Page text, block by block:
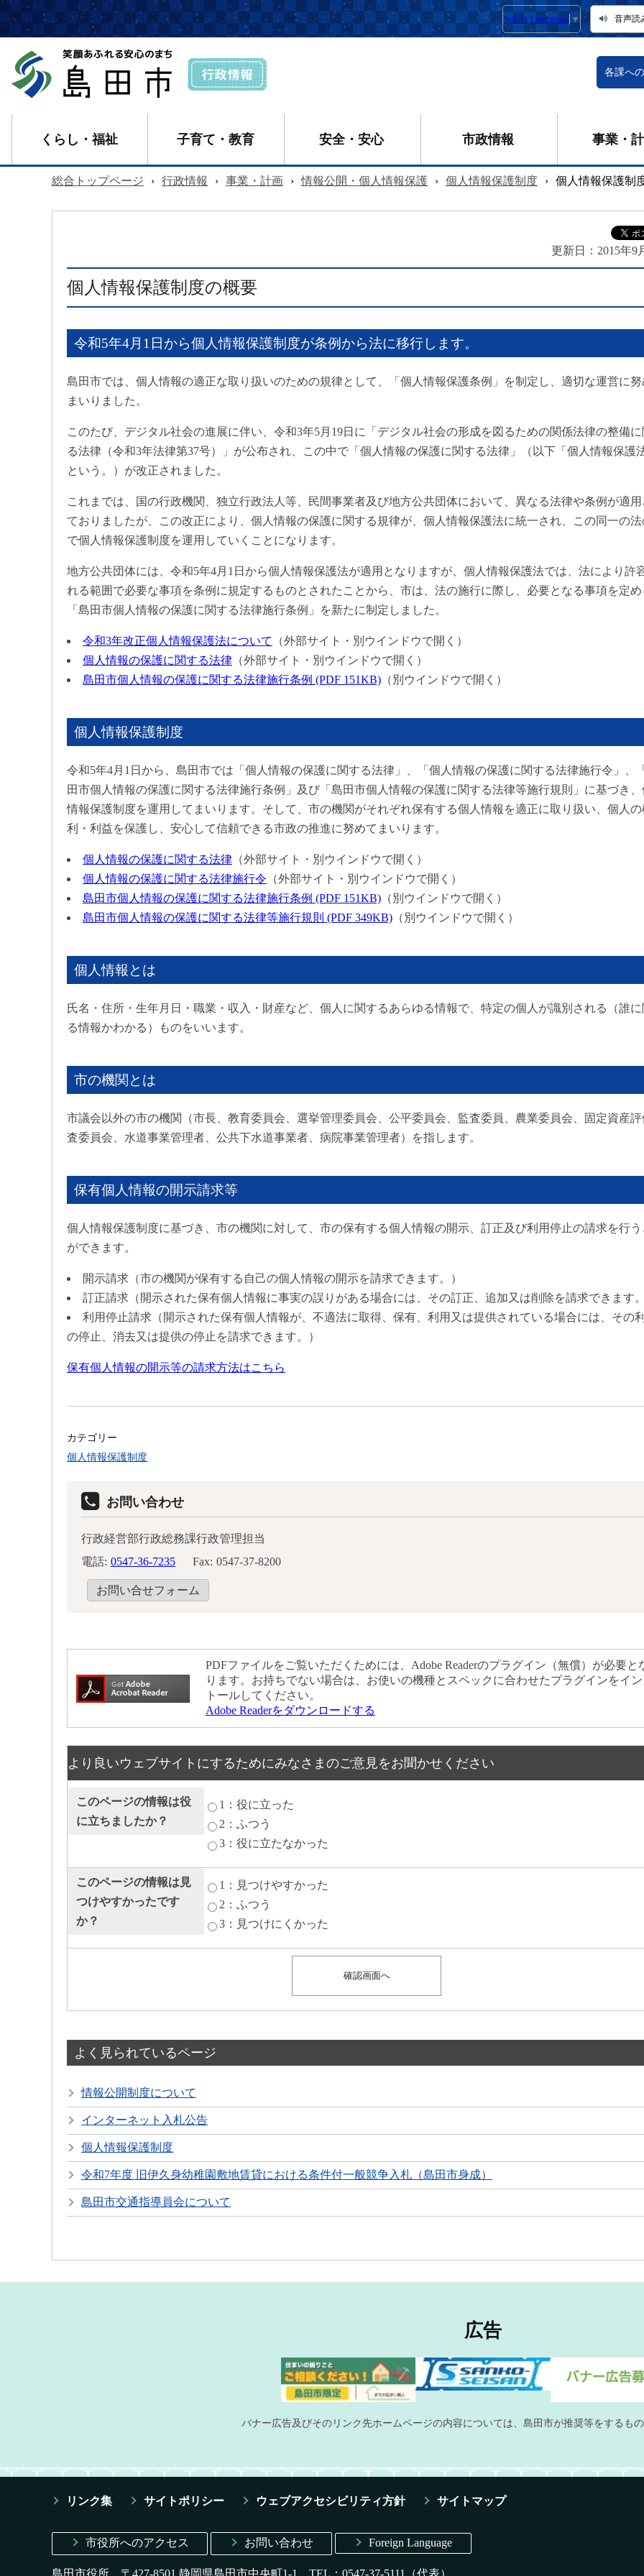
Select Language ▼ 音声読
各課への
くらし・福祉 子育て・教育 安全・安心 市政情報 事業・
総合トップページ › 行政情報 › 事業・計画 › 情報公開・個人情報保護 › 個人情報保護制度 › 個人情報保護制
更新日： 2015年9
個人情報保護制度の概要
令和5年4月1日から個人情報保護制度が条例から法に移行します。
島田市では、個人情報の適正な取り扱いのための規律として、「個人情報保護条例」を制定し、適切な運営に
まいりました。
このたび、デジタル社会の進展に伴い、令和3年5月19日に「デジタル社会の形成を図るための関係法律の整備
る法律（令和3年法律第37号）」が公布され、この中で「個人情報の保護に関する法律」（以下「個人情報保護
という。）が改正されました。
これまでは、国の行政機関、独立行政法人等、民間事業者及び地方公共団体において、異なる法律や条例が適
ておりましたが、この改正により、個人情報の保護に関する規律が、個人情報保護法に統一され、この同一の
で個人情報保護制度を運用していくことになります。
地方公共団体には、令和5年4月1日から個人情報保護法が適用となりますが、個人情報保護法では、法により許
れる範囲で必要な事項を条例に規定するものとされたことから、市は、法の施行に際し、必要となる事項を定め
「島田市個人情報の保護に関する法律施行条例」を新たに制定しました。
令和3年改正個人情報保護法について
（外部サイト・別ウインドウで開く）
個人情報の保護に関する法律 （外部サイト・別ウインドウで開く）
島田市個人情報の保護に関する法律施行条例 (PDF 151KB) （別ウインドウで開く）
個人情報保護制度
令和5年4月1日から、島田市では「個人情報の保護に関する法律」、「個人情報の保護に関する法律施行令」、
田市個人情報の保護に関する法律施行条例」及び「島田市個人情報の保護に関する法律等施行規則」に基づき
情報保護制度を運用してまいります。そして、市の機関がそれぞれ保有する個人情報を適正に取り扱い、個人の
利・利益を保護し、安心して信頼できる市政の推進に努めてまいります。
個人情報の保護に関する法律 （外部サイト・別ウインドウで開く）
個人情報の保護に関する法律施行令 （外部サイト・別ウインドウで開く）
島田市個人情報の保護に関する法律施行条例 (PDF 151KB) （別ウインドウで開く）
島田市個人情報の保護に関する法律等施行規則 (PDF 349KB) （別ウインドウで開く）
個人情報とは
氏名・住所・生年月日・職業・収入・財産など、個人に関するあらゆる情報で、特定の個人が識別される（誰
る情報かわかる）ものをいいます。
市の機関とは
市議会以外の市の機関（市長、教育委員会、選挙管理委員会、公平委員会、監査委員、農業委員会、固定資産
査委員会、水道事業管理者、公共下水道事業者、病院事業管理者）を指します。
保有個人情報の開示請求等
個人情報保護制度に基づき、市の機関に対して、市の保有する個人情報の開示、訂正及び利用停止の請求を行
ができます。
開示請求（市の機関が保有する自己の個人情報の開示を請求できます。）
訂正請求（開示された保有個人情報に事実の誤りがある場合には、その訂正、追加又は削除を請求できます
利用停止請求（開示された保有個人情報が、不適法に取得、保有、利用又は提供されている場合には、その
の停止、消去又は提供の停止を請求できます。）
保有個人情報の開示等の請求方法はこちら
カテゴリー
個人情報保護制度
お問い合わせ
行政経営部行政総務課行政管理担当
電話: 0547-36-7235 Fax: 0547-37-8200
お問い合せフォーム
PDFファイルをご覧いただくためには、Adobe Readerのプラグイン（無償）が必要と
ります。お持ちでない場合は、お使いの機種とスペックに合わせたプラグインをイ
トールしてください。
Adobe Readerをダウンロードする
より良いウェブサイトにするためにみなさまのご意見をお聞かせください
このページの情報は役
に立ちましたか？
1：役に立った
2：ふつう
3：役に立たなかった
このページの情報は見
つけやすかったです
か？
1：見つけやすかった
2：ふつう
3：見つけにくかった
よく見られているページ
情報公開制度について
インターネット入札公告
個人情報保護制度
令和7年度 旧伊久身幼稚園敷地賃貸における条件付一般競争入札（島田市身成）
島田市交通指導員会について
広告
バナー広告及びそのリンク先ホームページの内容については、島田市が推奨等をするも
リンク集 サイトポリシー ウェブアクセシビリティ方針 サイトマップ
市役所へのアクセス お問い合わせ Foreign Language